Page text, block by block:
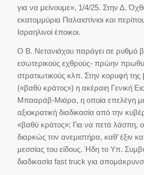
για να μείνουμε», 1/4/25. Στην Δ.
εκατομμύρια Παλαιστίνιοι και
Ισραηλινοί έποικοι.
Ο Β. Νετανιάχου παράγει σε ρυθμό
εσωτερικούς εχθρούς- πρώην
στρατιωτικούς κλπ. Στην κορυφή της
(«βαθύ κράτος») η ακέραιη Γενική
Μπααράβ-Μιάρα, η οποία επελέγη
αξιοκρατική διαδικασία από την
«βαθύ κράτος»; Για να πετά λάσπη, ο
διαρκώς τον ανεμιστήρα, καθ’ έξιν
μεσσίας του είδους. Ήδη το Υπ.
διαδικασία fast truck για